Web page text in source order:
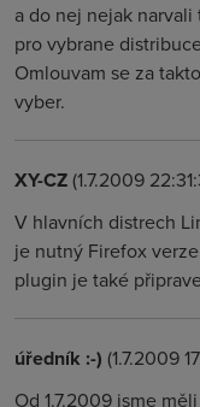
a do nej nejak
pro vybrane
Omlouvam se za
vyber.
XY-CZ(1.7.2009
V hlavních distrech
je nutný Firefox
plugin je také
úředník :-) (1.7.2009
Od 1.7.2009 jsme